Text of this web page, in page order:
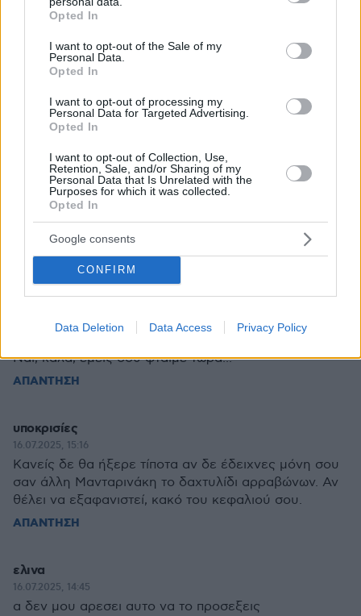
grant or deny consent to Google and its third-party tags to
use your data for below specified purposes in below Google
consent section.
Opted In
I want to opt-out of the Sale of my
Personal Data.
Opted In
I want to opt-out of processing my
Personal Data for Targeted Advertising.
Opted In
I want to opt-out of Collection, Use,
Retention, Sale, and/or Sharing of my
Personal Data that Is Unrelated with the
Purposes for which it was collected.
Opted In
Google consents
CONFIRM
Data Deletion Data Access Privacy Policy
Επαγγελματική Εκπαίδευση & Εξειδίκευση: Το Mοντέλο που
σε Bάζει στην Aγορά Eργασίας
ΣΧΟΛΙΑ(8)
ΠΡΟΣΘΗΚΗ ΣΧΟΛΙΟΥ
ineedmymeds
17.07.2025, 09:14
Ρε παιδιά πιο επόμενο βήμα στη σχέση τους... Μιλάμε
διαζύγιο, μεταξύ τους. Πιο σωστά θα λέγαμε, είναι
έτοιμοι για το προηγούμενο βήμα στη σχέση τους.
ΑΠΑΝΤΗΣΗ
Ναι, καλά, εμείς σου φταίμε τώρα...
ΑΠΑΝΤΗΣΗ
υποκρισίες
16.07.2025, 15:16
Κανείς δε θα ήξερε τίποτα αν δε έδειχνες μόνη σου
σαν άλλη Μανταρινάκη το δαχτυλίδι αρραβώνων. Αν
θέλει να εξαφανιστεί, κακό του κεφαλιού σου.
ΑΠΑΝΤΗΣΗ
ελινα
16.07.2025, 14:45
α δεν μου αρεσει αυτο να το προσεξεις